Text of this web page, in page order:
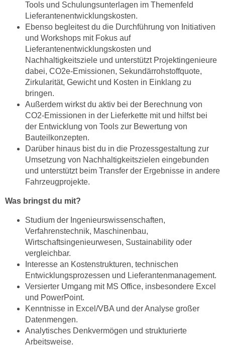
Tools und Schulungsunterlagen im Themenfeld
Lieferantenentwicklungskosten.
Ebenso begleitest du die Durchführung von Initiativen
und Workshops mit Fokus auf
Lieferantenentwicklungskosten und
Nachhaltigkeitsziele und unterstützt Projektingenieure
dabei, CO2e-Emissionen, Sekundärrohstoffquote,
Zirkularität, Gewicht und Kosten in Einklang zu
bringen.
Außerdem wirkst du aktiv bei der Berechnung von
CO2-Emissionen in der Lieferkette mit und hilfst bei
der Entwicklung von Tools zur Bewertung von
Bauteilkonzepten.
Darüber hinaus bist du in die Prozessgestaltung zur
Umsetzung von Nachhaltigkeitszielen eingebunden
und unterstützt beim Transfer der Ergebnisse in andere
Fahrzeugprojekte.
Was bringst du mit?
Studium der Ingenieurswissenschaften,
Verfahrenstechnik, Maschinenbau,
Wirtschaftsingenieurwesen, Sustainability oder
vergleichbar.
Interesse an Kostenstrukturen, technischen
Entwicklungsprozessen und Lieferantenmanagement.
Versierter Umgang mit MS Office, insbesondere Excel
und PowerPoint.
Kenntnisse in Excel/VBA und der Analyse großer
Datenmengen.
Analytisches Denkvermögen und strukturierte
Arbeitsweise.